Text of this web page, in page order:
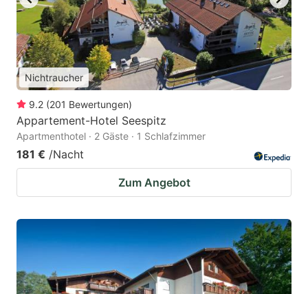
Nichtraucher
9.2 (201 Bewertungen)
Appartement-Hotel Seespitz
Apartmenthotel · 2 Gäste · 1 Schlafzimmer
181 € /Nacht
Zum Angebot